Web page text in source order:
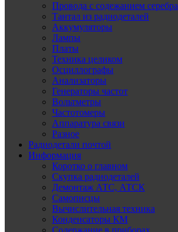
Провода с содежанием серебра
Тантал из радиодеталей
Аккумуляторы
Лампы
Платы
Техника целиком
Осциллографы
Анализаторы
Генераторы частот
Вольтметры
Частотомеры
Аппаратура связи
Разное
Радиодетали почтой
Информация
Коротко о главном
Скупка радиодеталей
Демонтаж АТС, АТСК
Самописцы
Вычислительная техника
Конденсаторы КМ
Содержание в приборах